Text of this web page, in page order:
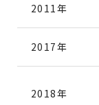
2011年
2017年
2018年